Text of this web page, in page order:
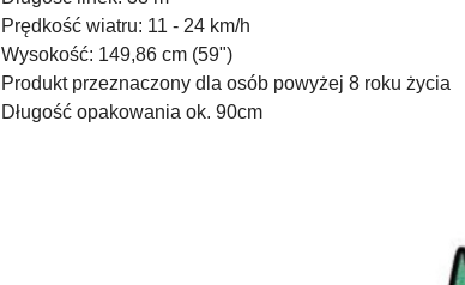
Prędkość wiatru: 11 - 24 km/h
Wysokość: 149,86 cm (59")
Produkt przeznaczony dla osób powyżej 8 roku życia
Długość opakowania ok. 90cm